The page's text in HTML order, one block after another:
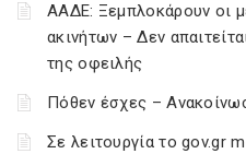
ΑΑΔΕ: Ξεμπλοκάρουν οι
ακινήτων – Δεν
της οφειλής
Πόθεν έσχες –
Σε λειτουργία το gov.gr